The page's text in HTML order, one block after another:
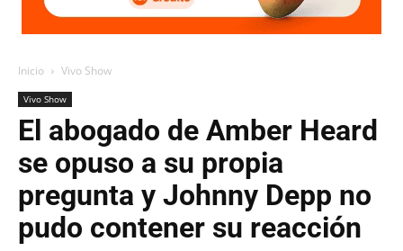
Inicio Vivo Show
Vivo Show
El abogado de Amber Heard
se opuso a su propia
pregunta y Johnny Depp no
pudo contener su reacción